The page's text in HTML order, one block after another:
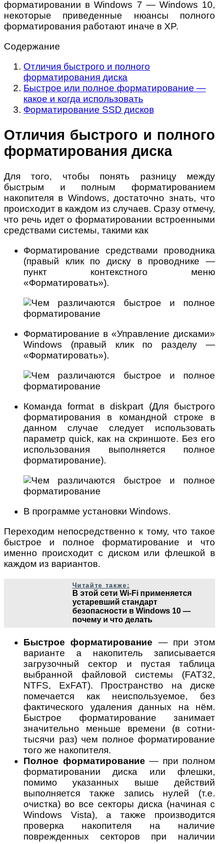
форматировании в Windows 7 — Windows 10,
некоторые приведенные нюансы полного
форматирования работают иначе в XP.
Содержание
Отличия быстрого и полного
форматирования диска
Быстрое или полное форматирование —
какое и когда использовать
Форматирование SSD дисков
Отличия быстрого и полного
форматирования диска
Для того, чтобы понять разницу между
быстрым и полным форматированием
накопителя в Windows, достаточно знать, что
происходит в каждом из случаев. Сразу отмечу,
что речь идет о форматировании встроенными
средствами системы, такими как
Форматирование средствами проводника
(правый клик по диску в проводнике —
пункт контекстного меню
«Форматировать»).
Форматирование в «Управление дисками»
Windows (правый клик по разделу —
«Форматировать»).
Команда format в diskpart (Для быстрого
форматирования в командной строке в
данном случае следует использовать
параметр quick, как на скриншоте. Без его
использования выполняется полное
форматирование).
В программе установки Windows.
Переходим непосредственно к тому, что такое
быстрое и полное форматирование и что
именно происходит с диском или флешкой в
каждом из вариантов.
Читайте также:
В этой сети Wi-Fi применяется
устаревший стандарт
безопасности в Windows 10 —
почему и что делать
Быстрое форматирование — при этом
варианте а накопитель записывается
загрузочный сектор и пустая таблица
выбранной файловой системы (FAT32,
NTFS, ExFAT). Пространство на диске
помечается как неиспользуемое, без
фактического удаления данных на нём.
Быстрое форматирование занимает
значительно меньше времени (в сотни-
тысячи раз) чем полное форматирование
того же накопителя.
Полное форматирование — при полном
форматировании диска или флешки,
помимо указанных выше действий
выполняется также запись нулей (т.е.
очистка) во все секторы диска (начиная с
Windows Vista), а также производится
проверка накопителя на наличие
поврежденных секторов при наличии